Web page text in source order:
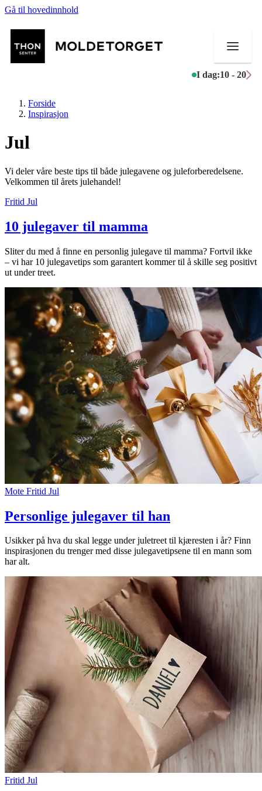
Gå til hovedinnhold
I dag:10 - 20
Aktiviteter
Tilbud
Kundeklubb
Inspirasjon
Søk
Åpningstider
Praktisk informasjon
Ledige stillinger
Magasin
Gavekort
Finn frem
Kundeklubb
Finn frem
Forside
Inspirasjon
Jul
Vi deler våre beste tips til både julegavene og juleforberedelsene.
Velkommen til årets julehandel!
Fritid Jul
10 julegaver til mamma
Sliter du med å finne en personlig julegave til mamma? Fortvil ikke
– vi har 10 julegavetips som garantert kommer til å skille seg positivt
ut under treet.
Mote Fritid Jul
Personlige julegaver til han
Usikker på hva du skal legge under juletreet til kjæresten i år? Finn
inspirasjonen du trenger med disse julegavetipsene til en mann som
har alt.
Fritid Jul